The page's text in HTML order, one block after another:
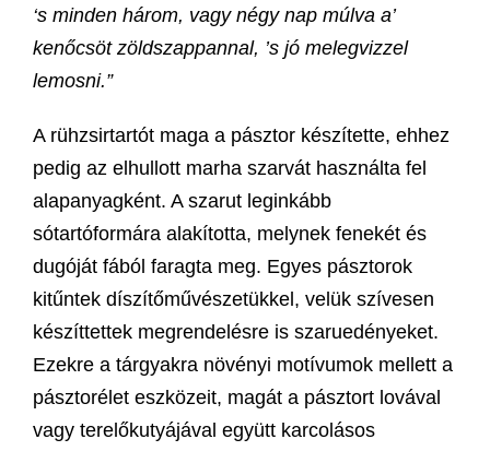
‘s minden három, vagy négy nap múlva a’
kenőcsöt zöldszappannal, ’s jó melegvizzel
lemosni.”
A rühzsirtartót maga a pásztor készítette, ehhez
pedig az elhullott marha szarvát használta fel
alapanyagként. A szarut leginkább
sótartóformára alakította, melynek fenekét és
dugóját fából faragta meg. Egyes pásztorok
kitűntek díszítőművészetükkel, velük szívesen
készíttettek megrendelésre is szaruedényeket.
Ezekre a tárgyakra növényi motívumok mellett a
pásztorélet eszközeit, magát a pásztort lovával
vagy terelőkutyájával együtt karcolásos